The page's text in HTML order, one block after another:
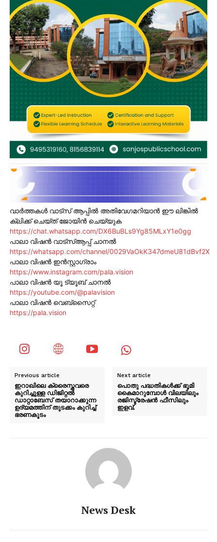
വാർത്തകൾ വാട്സ് ആപ്പിൽ അതിവേഗമറിയാൻ ഈ ലിങ്കിൽ
ക്ലിക്ക് ചെയ്ത് ജോയിൻ ചെയ്യുക
https://chat.whatsapp.com/DX6BuBLs9Yg85MLxY1e0gg
പാലാ വിഷൻ വാട്സ്ആപ്പ് ചാനൽ
https://whatsapp.com/channel/0029VaOkK347dmeU81dBvf2X
പാലാ വിഷൻ ഇൻസ്റ്റാഗ്രാം
https://www.instagram.com/pala.vision
പാലാ വിഷൻ യൂ ട്യൂബ് ചാനൽ
https://youtube.com/@palavision
പാലാ വിഷൻ വെബ്സൈറ്റ്
https://pala.vision
Previous article
ഇറാഖിലെ ക്രൈസ്തവരെ
കുറിച്ചുള്ള ഡിജിറ്റല്‍
ഡാറ്റാബേസ് തയാറാക്കുന്ന
ഉദ്യമത്തിന് തുടക്കം കുറിച്ച്
ഭരണകൂടം
Next article
പൊതു പദ്ധതികൾക്ക് ഭൂമി
കൈമാറുമ്പോൾ വിലയിലും
രജിസ്ട്രേഷൻ ഫീസിലും
ഇളവ്.
News Desk